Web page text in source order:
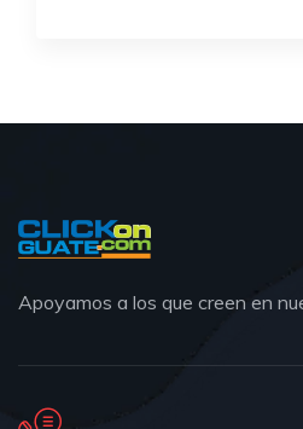
Apoyamos a los que creen en